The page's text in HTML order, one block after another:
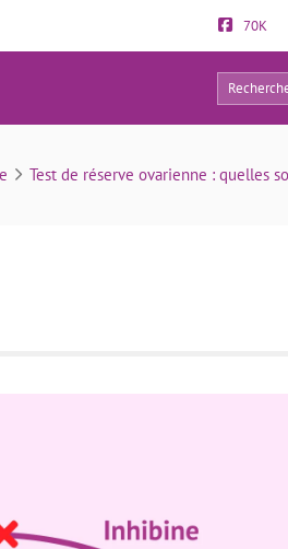
70K
B
0
Test de réserve ovarienne : quelles